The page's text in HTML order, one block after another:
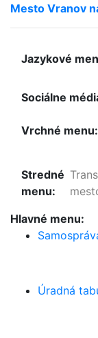
Mesto Vranov
Jazykové
Sociálne
Vrchné menu:
Stredné
menu:
Hlavné menu:
Úradná